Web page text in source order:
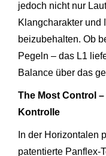
jedoch nicht nur
Klangcharakter und
beizubehalten. Ob
Pegeln – das L1
Balance über das
The Most Control
Kontrolle
In der Horizontalen
patentierte Panflex-